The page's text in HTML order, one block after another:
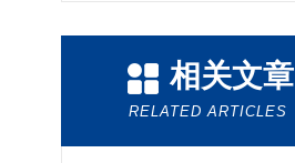
相关文章
RELATED ARTICLES